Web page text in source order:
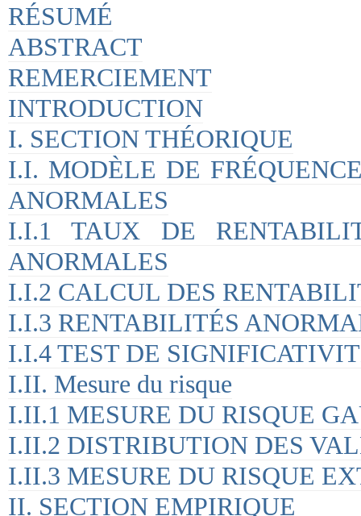
RÉSUMÉ
ABSTRACT
REMERCIEMENT
INTRODUCTION
I. SECTION THÉORIQUE
I.I. MODÈLE DE
ANORMALES
I.I.1 TAUX DE
ANORMALES
I.I.2 CALCUL DES
I.I.3 RENTABILITÉS
I.I.4 TEST DE
I.II. Mesure du risque
I.II.1 MESURE DU RISQUE
I.II.2 DISTRIBUTION DES
I.II.3 MESURE DU RISQUE
II. SECTION EMPIRIQUE